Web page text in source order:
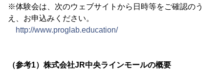
※体験会は、次のウェブサイトから日時等をご確認のう
え、お申込みください。
http://www.proglab.education/
（参考1）株式会社JR中央ラインモールの概要